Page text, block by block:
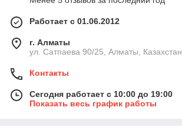
Работает с 01.06.2012
г. Алматы
ул. Сатпаева 90/25, Алматы, Казахстан
Контакты
Сегодня работает с 10:00 до 19:00
Показать весь график работы